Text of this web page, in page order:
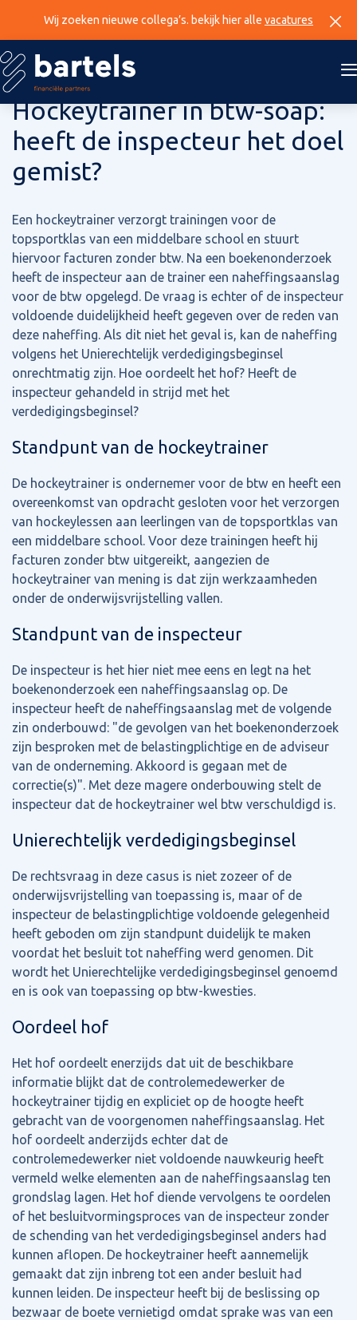
Wij zoeken nieuwe collega’s. bekijk hier alle vacatures
15 augustus 2024
Hockeytrainer in btw-soap:
heeft de inspecteur het doel
gemist?
Een hockeytrainer verzorgt trainingen voor de
topsportklas van een middelbare school en stuurt
hiervoor facturen zonder btw. Na een boekenonderzoek
heeft de inspecteur aan de trainer een naheffingsaanslag
voor de btw opgelegd. De vraag is echter of de inspecteur
voldoende duidelijkheid heeft gegeven over de reden van
deze naheffing. Als dit niet het geval is, kan de naheffing
volgens het Unierechtelijk verdedigingsbeginsel
onrechtmatig zijn. Hoe oordeelt het hof? Heeft de
inspecteur gehandeld in strijd met het
verdedigingsbeginsel?
Standpunt van de hockeytrainer
De hockeytrainer is ondernemer voor de btw en heeft een
overeenkomst van opdracht gesloten voor het verzorgen
van hockeylessen aan leerlingen van de topsportklas van
een middelbare school. Voor deze trainingen heeft hij
facturen zonder btw uitgereikt, aangezien de
hockeytrainer van mening is dat zijn werkzaamheden
onder de onderwijsvrijstelling vallen.
Standpunt van de inspecteur
De inspecteur is het hier niet mee eens en legt na het
boekenonderzoek een naheffingsaanslag op. De
inspecteur heeft de naheffingsaanslag met de volgende
zin onderbouwd: "de gevolgen van het boekenonderzoek
zijn besproken met de belastingplichtige en de adviseur
van de onderneming. Akkoord is gegaan met de
correctie(s)". Met deze magere onderbouwing stelt de
inspecteur dat de hockeytrainer wel btw verschuldigd is.
Unierechtelijk verdedigingsbeginsel
De rechtsvraag in deze casus is niet zozeer of de
onderwijsvrijstelling van toepassing is, maar of de
inspecteur de belastingplichtige voldoende gelegenheid
heeft geboden om zijn standpunt duidelijk te maken
voordat het besluit tot naheffing werd genomen. Dit
wordt het Unierechtelijke verdedigingsbeginsel genoemd
en is ook van toepassing op btw-kwesties.
Oordeel hof
Het hof oordeelt enerzijds dat uit de beschikbare
informatie blijkt dat de controlemedewerker de
hockeytrainer tijdig en expliciet op de hoogte heeft
gebracht van de voorgenomen naheffingsaanslag. Het
hof oordeelt anderzijds echter dat de
controlemedewerker niet voldoende nauwkeurig heeft
vermeld welke elementen aan de naheffingsaanslag ten
grondslag lagen. Het hof diende vervolgens te oordelen
of het besluitvormingsproces van de inspecteur zonder
de schending van het verdedigingsbeginsel anders had
kunnen aflopen. De hockeytrainer heeft aannemelijk
gemaakt dat zijn inbreng tot een ander besluit had
kunnen leiden. De inspecteur heeft bij de beslissing op
bezwaar de boete vernietigd omdat sprake was van een